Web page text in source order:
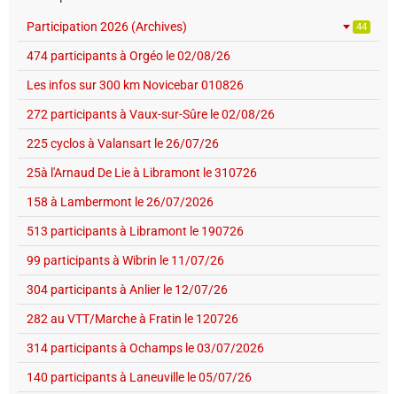
Participation 2026 (Archives) 44
474 participants à Orgéo le 02/08/26
Les infos sur 300 km Novicebar 010826
272 participants à Vaux-sur-Sûre le 02/08/26
225 cyclos à Valansart le 26/07/26
25à l'Arnaud De Lie à Libramont le 310726
158 à Lambermont le 26/07/2026
513 participants à Libramont le 190726
99 participants à Wibrin le 11/07/26
304 participants à Anlier le 12/07/26
282 au VTT/Marche à Fratin le 120726
314 participants à Ochamps le 03/07/2026
140 participants à Laneuville le 05/07/26